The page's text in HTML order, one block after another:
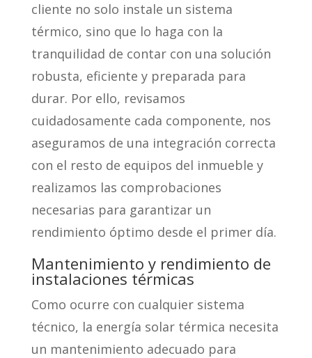
cliente no solo instale un sistema
térmico, sino que lo haga con la
tranquilidad de contar con una solución
robusta, eficiente y preparada para
durar. Por ello, revisamos
cuidadosamente cada componente, nos
aseguramos de una integración correcta
con el resto de equipos del inmueble y
realizamos las comprobaciones
necesarias para garantizar un
rendimiento óptimo desde el primer día.
Mantenimiento y rendimiento de
instalaciones térmicas
Como ocurre con cualquier sistema
técnico, la energía solar térmica necesita
un mantenimiento adecuado para